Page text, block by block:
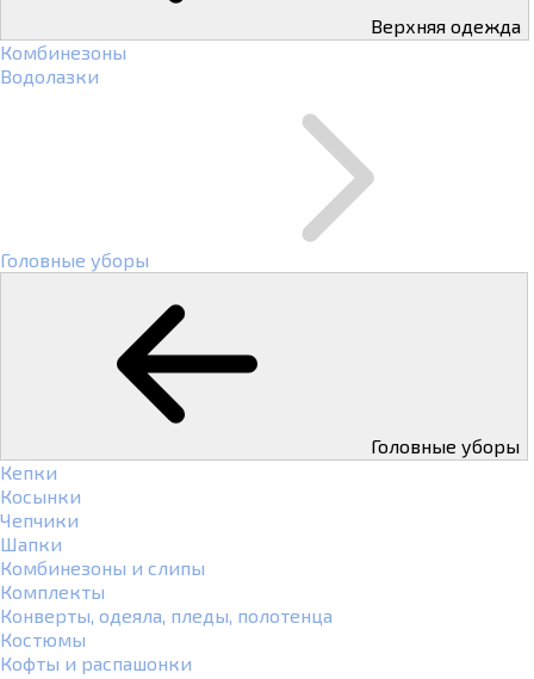
Верхняя одежда
Комбинезоны
Водолазки
Головные уборы
Головные уборы
Кепки
Косынки
Чепчики
Шапки
Комбинезоны и слипы
Комплекты
Конверты, одеяла, пледы, полотенца
Костюмы
Кофты и распашонки